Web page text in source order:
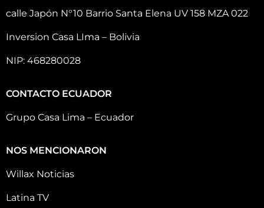
calle Japón N°10 Barrio Santa Elena UV 158 MZA 022
Inversion Casa LIma – Bolivia
NIP: 468280028
CONTACTO ECUADOR
Grupo Casa Lima – Ecuador
NOS MENCIONARON
Willax Noticias
Latina TV